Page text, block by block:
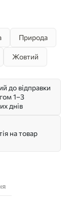
Природа
Жовтий
до відправки
1–3
днів
на товар